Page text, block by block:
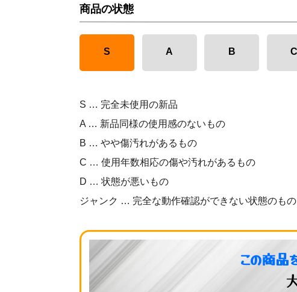
商品の状態
S A B C
S … 完全未使用の新品
A … 新品同様の使用感のないもの
B … やや傷汚れがあるもの
C … 使用年数相応の傷や汚れがあるもの
D … 状態が悪いもの
ジャンク … 完全な動作確認ができない状態のもの
この商品